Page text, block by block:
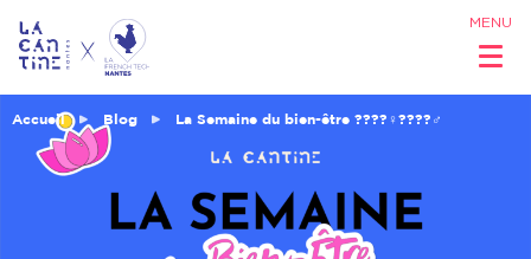
MENU
Qui sommes
Accueil Blog La Semaine du bien-être ????‍♀️????‍♂️